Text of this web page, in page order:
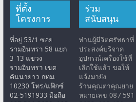
ที่ตั้ง
โครงการ
ที่อยู่ 53/1 ซอย
รามอินทรา 58 แยก
3-13 แขวง
รามอินทรา เขต
คันนายาว กทม.
10230 โทร/แฟ๊กซ์
02-5191933 มือถือ
ร่วม
สนับสนุน
ท่านผู้มีจิตศรัทธาที่
ประสงค์บริจาค
อุปกรณ์เครื่องใช้ที่
เลิกใช้แล้ว ขอให้
แจ้งมายัง
ร้านคุณตาคุณยาย
หมายเลข 087 591